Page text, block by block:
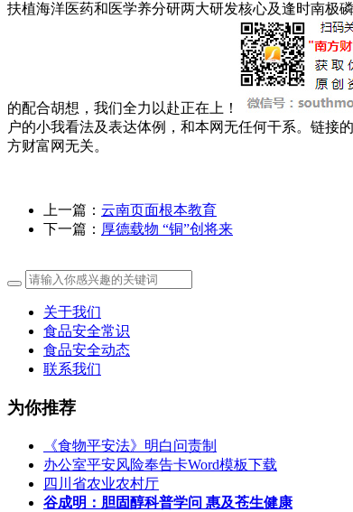
扶植海洋医药和医学养分研两大研发核心及逢时南极
的配合胡想，我们全力以赴正在上！
户的小我看法及表达体例，和本网无任何干系。链接
方财富网无关。
上一篇： 云南页面根本教育
下一篇： 厚德载物 “铜”创将来
关于我们
食品安全常识
食品安全动态
联系我们
为你推荐
《食物平安法》明白问责制
办公室平安风险奉告卡Word模板下载
四川省农业农村厅
谷成明：胆固醇科普学问 惠及苍生健康